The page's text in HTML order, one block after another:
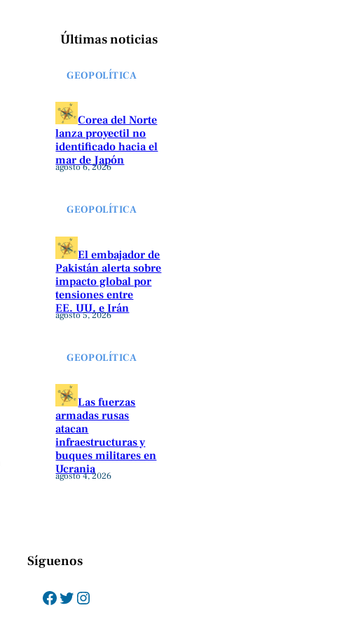
Últimas noticias
GEOPOLÍTICA
Corea del Norte
lanza proyectil no
identificado hacia el
mar de Japón
agosto 6, 2026
GEOPOLÍTICA
El embajador de
Pakistán alerta sobre
impacto global por
tensiones entre
EE. UU. e Irán
agosto 5, 2026
GEOPOLÍTICA
Las fuerzas
armadas rusas
atacan
infraestructuras y
buques militares en
Ucrania
agosto 4, 2026
Síguenos
Facebook Twitter Instagram